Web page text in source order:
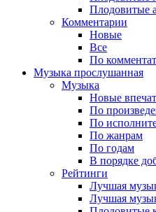
Плодовитые
Комментарии
Новые
Все
По
Музыка прослушанная
Музыка
Новые
По
По
По жанрам
По годам
В порядке
Рейтинги
Лучшая
Лучшая